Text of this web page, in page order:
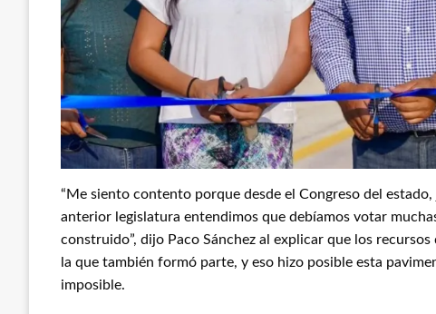
“Me siento contento porque desde el Congreso del
anterior legislatura entendimos que debíamos votar
construido”, dijo Paco Sánchez al explicar que los
la que también formó parte, y eso hizo posible esta
imposible.